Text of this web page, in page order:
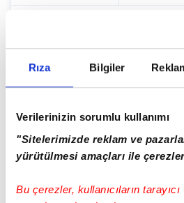
Rıza Bilgiler
Verilerinizin sorumlu kullanımı
"Sitelerimizde reklam ve
yürütülmesi amaçları ile
Bu çerezler, kullanıcıların tarayıcı
İETT Haberleri